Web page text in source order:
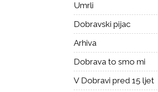
Umrli
Dobravski pijac
Arhiva
Dobrava to smo mi
V Dobravi pred 15 ljet